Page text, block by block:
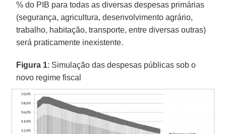
% do PIB para todas as diversas despesas primárias
(segurança, agricultura, desenvolvimento agrário,
trabalho, habitação, transporte, entre diversas outras)
será praticamente inexistente.
Figura 1: Simulação das despesas públicas sob o
novo regime fiscal